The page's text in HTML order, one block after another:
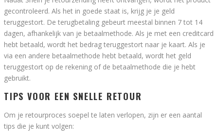
gecontroleerd. Als het in goede staat is, krijg je je geld
teruggestort. De terugbetaling gebeurt meestal binnen 7 tot 14
dagen, afhankelijk van je betaalmethode. Als je met een creditcard
hebt betaald, wordt het bedrag teruggestort naar je kaart. Als je
via een andere betaalmethode hebt betaald, wordt het geld
teruggestort op de rekening of de betaalmethode die je hebt
gebruikt.
TIPS VOOR EEN SNELLE RETOUR
Om je retourproces soepel te laten verlopen, zijn er een aantal
tips die je kunt volgen: